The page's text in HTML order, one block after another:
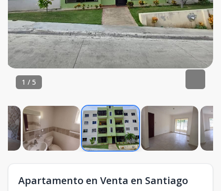
1 / 5
Apartamento en Venta en Santiago